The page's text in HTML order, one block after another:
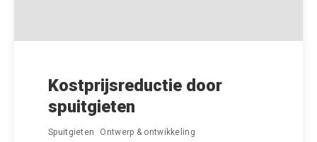
Kostprijsreductie door
spuitgieten
Spuitgieten Ontwerp & ontwikkeling